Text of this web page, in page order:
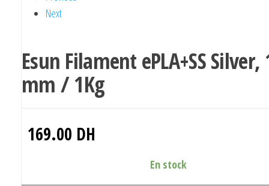
Next
Esun Filament ePLA+SS Silver,
mm / 1Kg
169.00 DH
En stock